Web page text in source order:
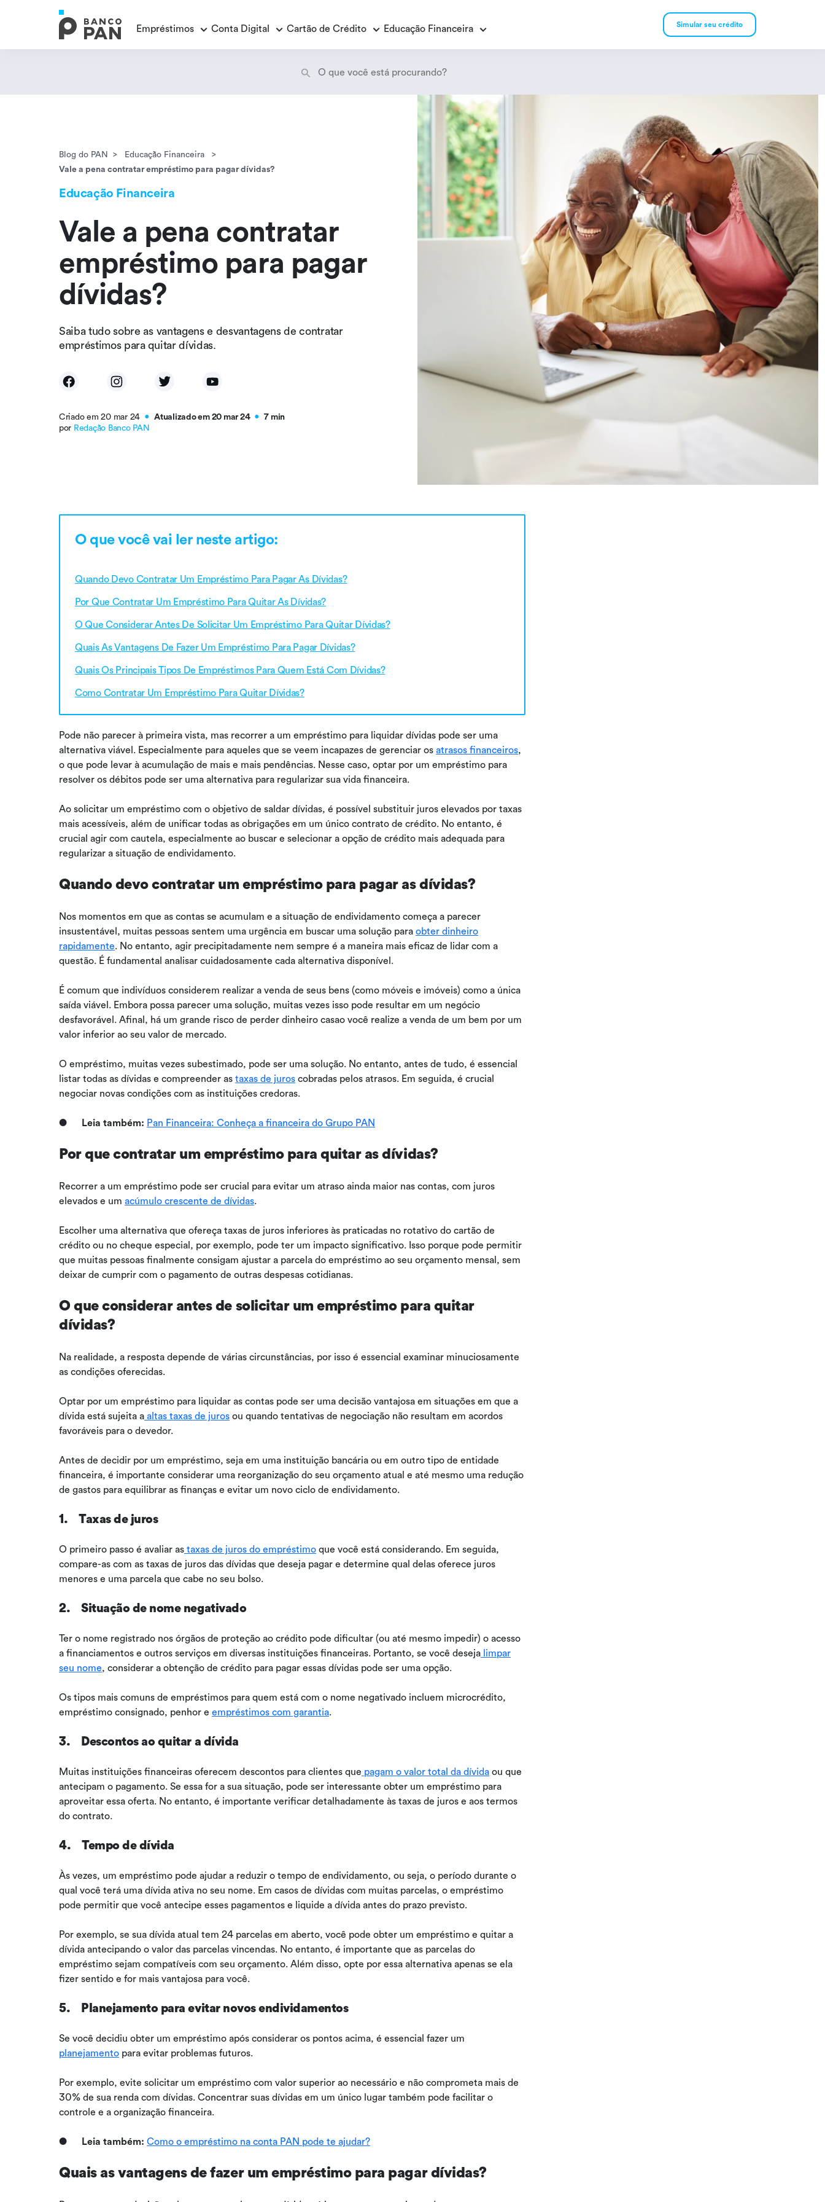
Empréstimos
Empréstimo Consignado
Empréstimo Consignado Loas
Empréstimo Consignado
Conta Digital Cartão de Crédito Educação Financeira Simular seu crédito
Blog do PAN
Educação Financeira
Vale a pena contratar empréstimo para pagar dívidas?
Educação Financeira
Vale a pena contratar
empréstimo para pagar
dívidas?
Saiba tudo sobre as vantagens e desvantagens de contratar
empréstimos para quitar dívidas.
Criado em 20 mar 24 ● Atualizado em 20 mar 24 ●
7 min
por Redação Banco PAN
O que você vai ler neste artigo:
Quando Devo Contratar Um Empréstimo Para Pagar As Dívidas?
Por Que Contratar Um Empréstimo Para Quitar As Dívidas?
O Que Considerar Antes De Solicitar Um Empréstimo Para Quitar Dívidas?
Quais As Vantagens De Fazer Um Empréstimo Para Pagar Dívidas?
Quais Os Principais Tipos De Empréstimos Para Quem Está Com Dívidas?
Como Contratar Um Empréstimo Para Quitar Dívidas?
Pode não parecer à primeira vista, mas recorrer a um empréstimo para liquidar dívidas pode ser uma
alternativa viável. Especialmente para aqueles que se veem incapazes de gerenciar os atrasos financeiros,
o que pode levar à acumulação de mais e mais pendências. Nesse caso, optar por um empréstimo para
resolver os débitos pode ser uma alternativa para regularizar sua vida financeira.
Ao solicitar um empréstimo com o objetivo de saldar dívidas, é possível substituir juros elevados por taxas
mais acessíveis, além de unificar todas as obrigações em um único contrato de crédito. No entanto, é
crucial agir com cautela, especialmente ao buscar e selecionar a opção de crédito mais adequada para
regularizar a situação de endividamento.
Quando devo contratar um empréstimo para pagar as dívidas?
Nos momentos em que as contas se acumulam e a situação de endividamento começa a parecer
insustentável, muitas pessoas sentem uma urgência em buscar uma solução para obter dinheiro
rapidamente. No entanto, agir precipitadamente nem sempre é a maneira mais eficaz de lidar com a
questão. É fundamental analisar cuidadosamente cada alternativa disponível.
É comum que indivíduos considerem realizar a venda de seus bens (como móveis e imóveis) como a única
saída viável. Embora possa parecer uma solução, muitas vezes isso pode resultar em um negócio
desfavorável. Afinal, há um grande risco de perder dinheiro casao você realize a venda de um bem por um
valor inferior ao seu valor de mercado.
O empréstimo, muitas vezes subestimado, pode ser uma solução. No entanto, antes de tudo, é essencial
listar todas as dívidas e compreender as taxas de juros cobradas pelos atrasos. Em seguida, é crucial
negociar novas condições com as instituições credoras.
● Leia também: Pan Financeira: Conheça a financeira do Grupo PAN
Por que contratar um empréstimo para quitar as dívidas?
Recorrer a um empréstimo pode ser crucial para evitar um atraso ainda maior nas contas, com juros
elevados e um acúmulo crescente de dívidas.
Escolher uma alternativa que ofereça taxas de juros inferiores às praticadas no rotativo do cartão de
crédito ou no cheque especial, por exemplo, pode ter um impacto significativo. Isso porque pode permitir
que muitas pessoas finalmente consigam ajustar a parcela do empréstimo ao seu orçamento mensal, sem
deixar de cumprir com o pagamento de outras despesas cotidianas.
O que considerar antes de solicitar um empréstimo para quitar
dívidas?
Na realidade, a resposta depende de várias circunstâncias, por isso é essencial examinar minuciosamente
as condições oferecidas.
Optar por um empréstimo para liquidar as contas pode ser uma decisão vantajosa em situações em que a
dívida está sujeita a altas taxas de juros ou quando tentativas de negociação não resultam em acordos
favoráveis para o devedor.
Antes de decidir por um empréstimo, seja em uma instituição bancária ou em outro tipo de entidade
financeira, é importante considerar uma reorganização do seu orçamento atual e até mesmo uma redução
de gastos para equilibrar as finanças e evitar um novo ciclo de endividamento.
1. Taxas de juros
O primeiro passo é avaliar as taxas de juros do empréstimo que você está considerando. Em seguida,
compare-as com as taxas de juros das dívidas que deseja pagar e determine qual delas oferece juros
menores e uma parcela que cabe no seu bolso.
2. Situação de nome negativado
Ter o nome registrado nos órgãos de proteção ao crédito pode dificultar (ou até mesmo impedir) o acesso
a financiamentos e outros serviços em diversas instituições financeiras. Portanto, se você deseja limpar
seu nome, considerar a obtenção de crédito para pagar essas dívidas pode ser uma opção.
Os tipos mais comuns de empréstimos para quem está com o nome negativado incluem microcrédito,
empréstimo consignado, penhor e empréstimos com garantia.
3. Descontos ao quitar a dívida
Muitas instituições financeiras oferecem descontos para clientes que pagam o valor total da dívida ou que
antecipam o pagamento. Se essa for a sua situação, pode ser interessante obter um empréstimo para
aproveitar essa oferta. No entanto, é importante verificar detalhadamente às taxas de juros e aos termos
do contrato.
4. Tempo de dívida
Às vezes, um empréstimo pode ajudar a reduzir o tempo de endividamento, ou seja, o período durante o
qual você terá uma dívida ativa no seu nome. Em casos de dívidas com muitas parcelas, o empréstimo
pode permitir que você antecipe esses pagamentos e liquide a dívida antes do prazo previsto.
Por exemplo, se sua dívida atual tem 24 parcelas em aberto, você pode obter um empréstimo e quitar a
dívida antecipando o valor das parcelas vincendas. No entanto, é importante que as parcelas do
empréstimo sejam compatíveis com seu orçamento. Além disso, opte por essa alternativa apenas se ela
fizer sentido e for mais vantajosa para você.
5. Planejamento para evitar novos endividamentos
Se você decidiu obter um empréstimo após considerar os pontos acima, é essencial fazer um
planejamento para evitar problemas futuros.
Por exemplo, evite solicitar um empréstimo com valor superior ao necessário e não comprometa mais de
30% de sua renda com dívidas. Concentrar suas dívidas em um único lugar também pode facilitar o
controle e a organização financeira.
● Leia também: Como o empréstimo na conta PAN pode te ajudar?
Quais as vantagens de fazer um empréstimo para pagar dívidas?